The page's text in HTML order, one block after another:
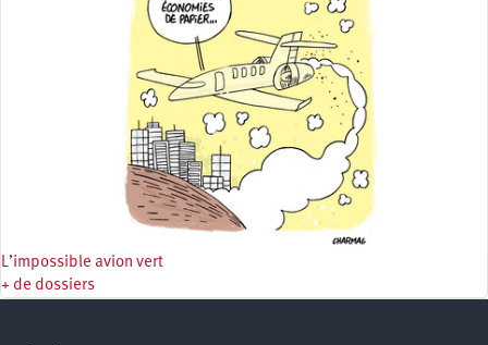
L’impossible avion vert
+ de dossiers